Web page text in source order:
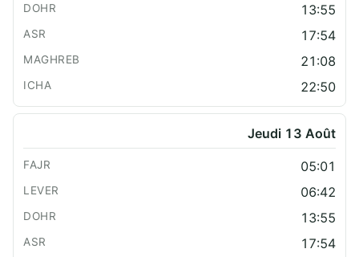
13:55
17:54
21:08
22:50
Jeudi 13 Août
05:01
06:42
13:55
17:54